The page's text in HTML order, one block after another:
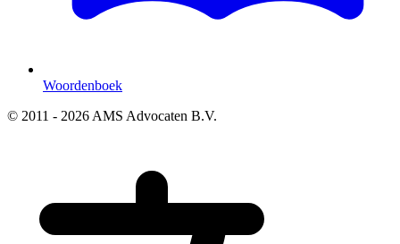
Woordenboek
© 2011 - 2026 AMS Advocaten B.V.